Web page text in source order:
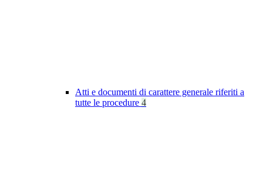
Atti e documenti di carattere generale riferiti a
tutte le procedure 4